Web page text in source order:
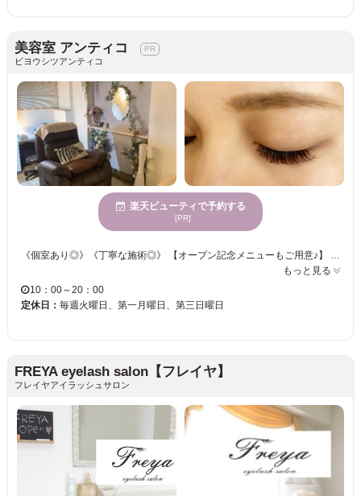
美容室 アンティコ
ビヨウシツアンティコ
楽天ビューティで予約する
[PR]
もっと見る
10：00～20：00
定休日： 毎週火曜日、第一月曜日、第三日曜日
FREYA eyelash salon【フレイヤ】
フレイヤアイラッシュサロン